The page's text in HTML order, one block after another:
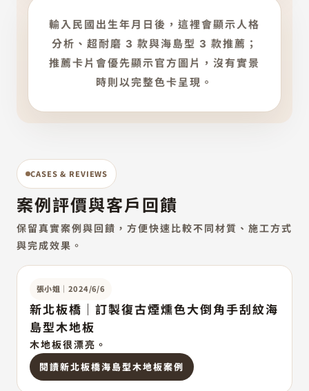
輸入民國出生年月日後，這裡會顯示人格
分析、超耐磨 3 款與海島型 3 款推薦；
推薦卡片會優先顯示官方圖片，沒有實景
時則以完整色卡呈現。
CASES & REVIEWS
案例評價與客戶回饋
保留真實案例與回饋，方便快速比較不同材質、施工方式
與完成效果。
張小姐 ｜ 2024/6/6
新北板橋｜訂製復古煙燻色大倒角手刮紋海
島型木地板
木地板很漂亮。
閱讀新北板橋海島型木地板案例